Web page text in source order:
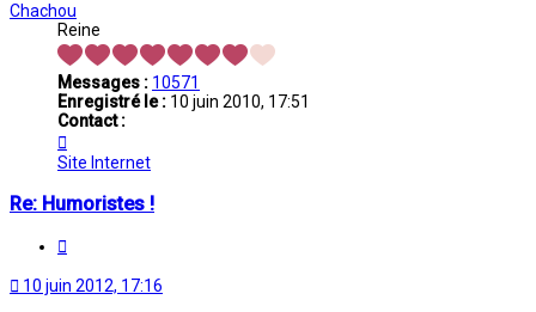
Chachou
Reine
Messages : 10571
Enregistré le : 10 juin 2010, 17:51
Contact :
Chachou
Site Internet
Re: Humoristes !
10 juin 2012, 17:16